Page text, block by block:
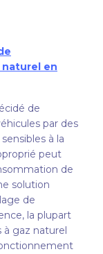
en
de
par des
à la
peut
de
solution
de
la plupart
gaz naturel